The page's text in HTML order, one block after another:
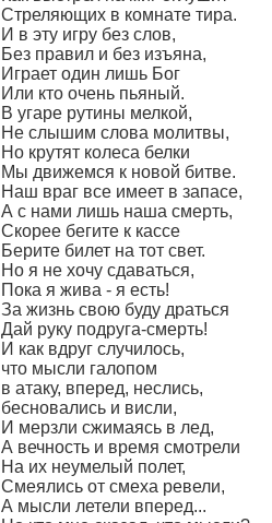
Стреляющих в комнате тира.
И в эту игру без слов,
Без правил и без изъяна,
Играет один лишь Бог
Или кто очень пьяный.
В угаре рутины мелкой,
Не слышим слова молитвы,
Но крутят колеса белки
Мы движемся к новой битве.
Наш враг все имеет в запасе,
А с нами лишь наша смерть,
Скорее бегите к кассе
Берите билет на тот свет.
Но я не хочу сдаваться,
Пока я жива - я есть!
За жизнь свою буду драться
Дай руку подруга-смерть!
И как вдруг случилось,
что мысли галопом
в атаку, вперед, неслись,
бесновались и висли,
И мерзли сжимаясь в лед,
А вечность и время смотрели
На их неумелый полет,
Смеялись от смеха ревели,
А мысли летели вперед...